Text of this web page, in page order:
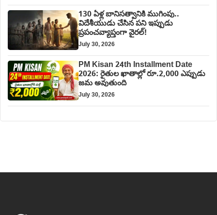
130 ఏళ్ల బానిసత్వానికి ముగింపు..
విదేశీయుడు చేసిన పని ఇప్పుడు
ప్రపంచవ్యాప్తంగా వైరల్!
July 30, 2026
PM Kisan 24th Installment Date
2026: రైతుల ఖాతాల్లో రూ.2,000 ఎప్పుడు
జమ అవుతుంది
July 30, 2026